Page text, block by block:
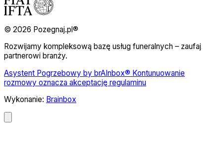
© 2026 Pozegnaj.pl®
Rozwijamy kompleksową bazę usług funeralnych – zaufaj
partnerowi branży.
Asystent Pogrzebowy by brAInbox® Kontunuowanie
rozmowy oznacza akceptację regulaminu
Wykonanie: Brainbox